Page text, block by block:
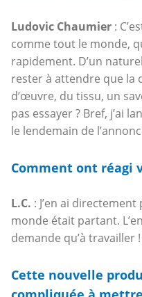
Ludovic Chaumier :
comme tout le monde,
rapidement. D’un
rester à attendre que la
d’œuvre, du tissu, un
pas essayer ? Bref, j’ai
le lendemain de
Comment ont réagi
L.C. : J’en ai
monde était partant.
demande qu’à travailler !
Cette nouvelle